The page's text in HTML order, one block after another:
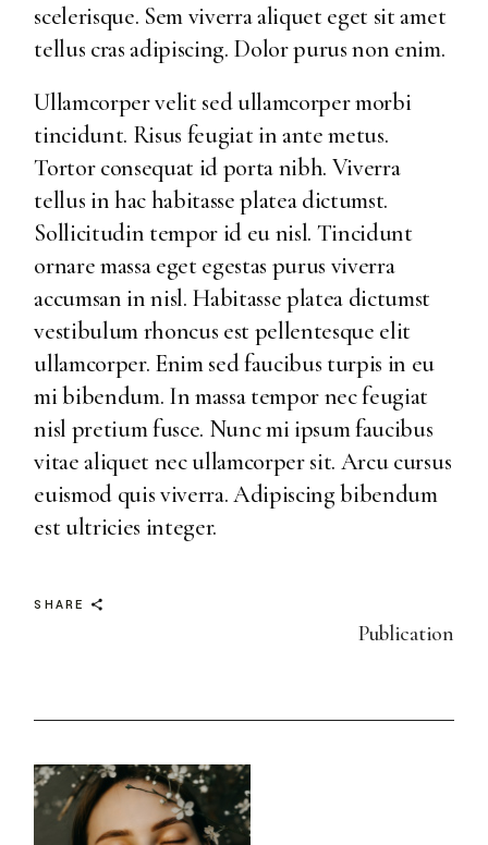
scelerisque. Sem viverra aliquet eget sit amet
tellus cras adipiscing. Dolor purus non enim.
Ullamcorper velit sed ullamcorper morbi
tincidunt. Risus feugiat in ante metus.
Tortor consequat id porta nibh. Viverra
tellus in hac habitasse platea dictumst.
Sollicitudin tempor id eu nisl. Tincidunt
ornare massa eget egestas purus viverra
accumsan in nisl. Habitasse platea dictumst
vestibulum rhoncus est pellentesque elit
ullamcorper. Enim sed faucibus turpis in eu
mi bibendum. In massa tempor nec feugiat
nisl pretium fusce. Nunc mi ipsum faucibus
vitae aliquet nec ullamcorper sit. Arcu cursus
euismod quis viverra. Adipiscing bibendum
est ultricies integer.
SHARE
Publication